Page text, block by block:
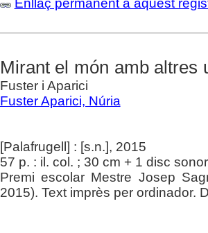
Enllaç permanent a aquest
Mirant el món amb altres
Fuster i Aparici
Fuster Aparici, Núria
[Palafrugell] : [s.n.], 2015
57 p. : il. col. ; 30 cm + 1 disc
Premi escolar Mestre Josep
2015). Text imprès per ordinador.